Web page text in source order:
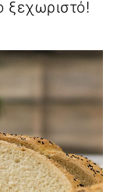
ξεχωριστό!